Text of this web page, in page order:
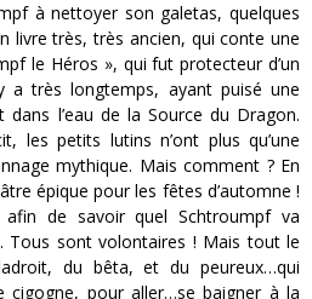
à nettoyer son galetas, quelques
livre très, très ancien, qui conte une
le Héros », qui fut protecteur d’un
a très longtemps, ayant puisé une
l’eau de la Source du Dragon.
les petits lutins n’ont plus qu’une
mythique. Mais comment ? En
épique pour les fêtes d’automne !
de savoir quel Schtroumpf va
Tous sont volontaires ! Mais tout le
du bêta, et du peureux…qui
pour aller…se baigner à la